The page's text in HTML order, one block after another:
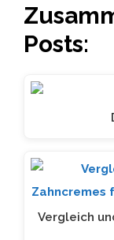
Posts:
Vergleich